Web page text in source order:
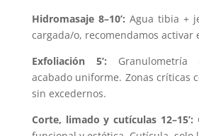
Hidromasaje 8–10’: Agua tibia +
cargada/o, recomendamos activar
Exfoliación 5’:
acabado uniforme. Zonas críticas
sin excedernos.
Corte, limado y cutículas 12–15’: